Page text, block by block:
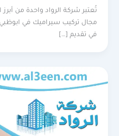
تُعتبر شركة الرواد واحدة من
مجال تركيب سيراميك في
في تقديم […]